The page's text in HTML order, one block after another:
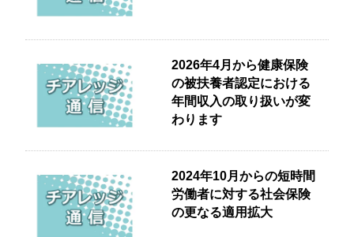
2026年4月から健康保険
の被扶養者認定における
年間収入の取り扱いが変
わります
2024年10月からの短時間
労働者に対する社会保険
の更なる適用拡大